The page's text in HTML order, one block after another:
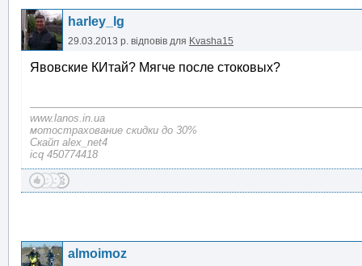
harley_lg
29.03.2013 р. відповів для Kvasha15
Явовские КИтай? Мягче после стоковых?
www.lanos.in.ua
мотострахование скидки до 30%
Скайп alex_net4
icq 450774418
almoimoz